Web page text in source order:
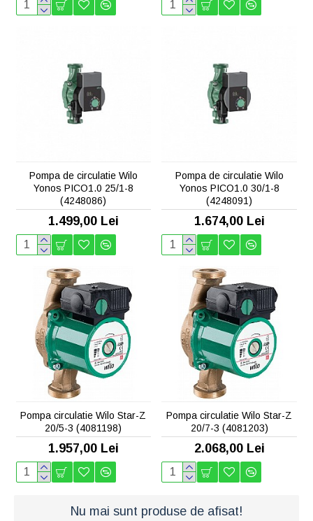
Pompa de circulatie Wilo
Yonos PICO1.0 25/1-8
(4248086)
1.499,00 Lei
Pompa de circulatie Wilo
Yonos PICO1.0 30/1-8
(4248091)
1.674,00 Lei
Pompa circulatie Wilo Star-Z
20/5-3 (4081198)
1.957,00 Lei
Pompa circulatie Wilo Star-Z
20/7-3 (4081203)
2.068,00 Lei
Nu mai sunt produse de afisat!